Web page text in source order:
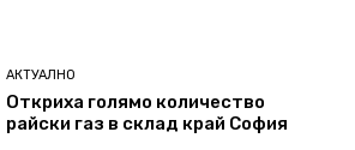
АКТУАЛНО
Откриха голямо количество
райски газ в склад край София